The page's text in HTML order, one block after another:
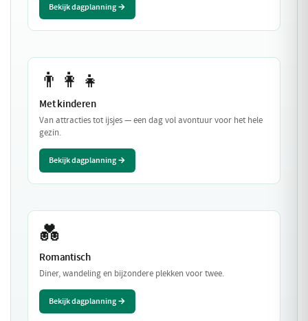
Bekijk dagplanning →
👨‍👩‍👧
Met kinderen
Van attracties tot ijsjes — een dag vol avontuur voor het hele
gezin.
Bekijk dagplanning →
💑
Romantisch
Diner, wandeling en bijzondere plekken voor twee.
Bekijk dagplanning →